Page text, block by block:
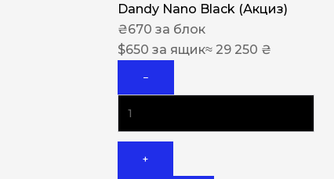
Dandy Nano Black (Акциз)
₴670 за блок
$650 за ящик≈ 29 250 ₴
−
+